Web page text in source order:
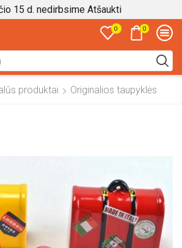
15 d. nedirbsime Atšaukti
0 0
input
produktai Originalios taupyklės